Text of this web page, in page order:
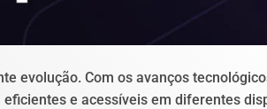
evolução. Com os avanços
e acessíveis em diferentes